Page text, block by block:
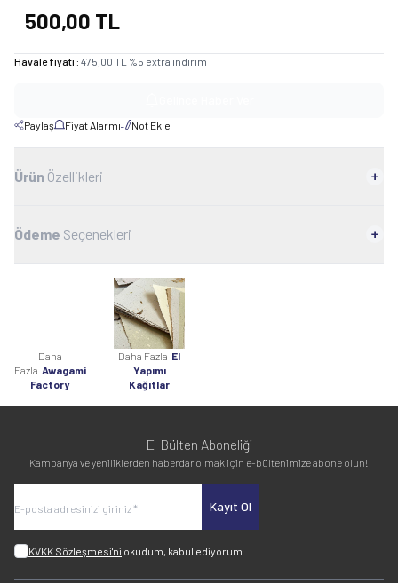
500,00 TL
Havale fiyatı : 475,00 TL %5 extra indirim
Paylaş Fiyat Alarmı Not Ekle
Ürün Özellikleri
Ödeme Seçenekleri
Daha
Fazla Awagami
Factory
Daha Fazla El
Yapımı
Kağıtlar
E-Bülten Aboneliği
Kampanya ve yeniliklerden haberdar olmak için e-bültenimize abone olun!
Kayıt Ol
KVKK Sözleşmesi'ni okudum, kabul ediyorum.